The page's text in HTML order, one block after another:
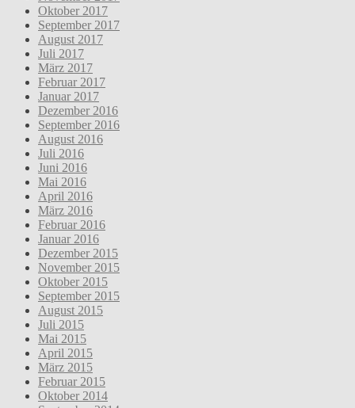
Oktober 2017
September 2017
August 2017
Juli 2017
März 2017
Februar 2017
Januar 2017
Dezember 2016
September 2016
August 2016
Juli 2016
Juni 2016
Mai 2016
April 2016
März 2016
Februar 2016
Januar 2016
Dezember 2015
November 2015
Oktober 2015
September 2015
August 2015
Juli 2015
Mai 2015
April 2015
März 2015
Februar 2015
Oktober 2014